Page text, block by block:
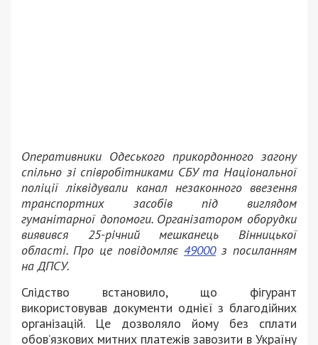
Оперативники Одеського прикордонного загону
спільно зі співробітниками СБУ та Національної
поліції ліквідували канал незаконного ввезення
транспортних засобів під виглядом
гуманітарної допомоги. Організатором оборудки
виявився 25-річний мешканець Вінницької
області. Про це повідомляє 49000з посиланням
на ДПСУ.
Слідство встановило, що фігурант
використовував документи однієї з благодійних
організацій. Це дозволяло йому без сплати
обов’язкових митних платежів завозити в Україну